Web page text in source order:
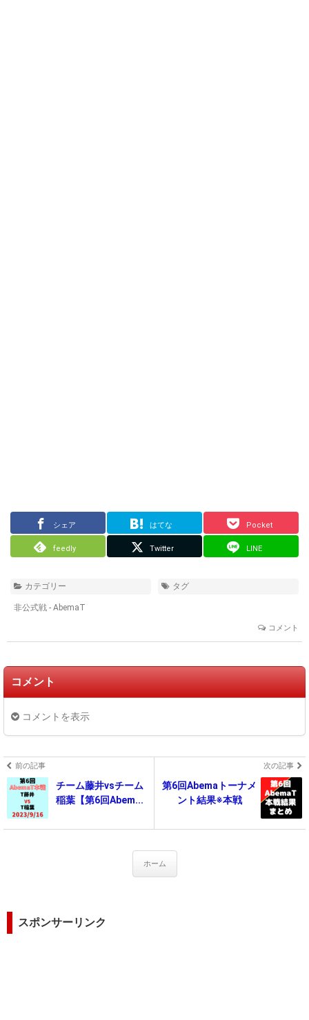
シェア はてな Pocket
feedly Twitter LINE
カテゴリー
非公式戦 - AbemaT
タグ
コメント
コメント
コメントを表示
前の記事
チーム藤井vsチーム
稲葉【第6回Abem...
次の記事
第6回Abemaトーナメ
ント結果※本戦
ホーム
スポンサーリンク